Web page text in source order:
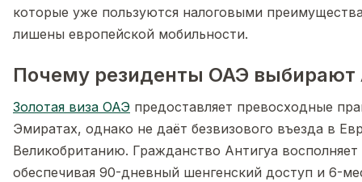
которые уже пользуются налоговыми
лишены европейской мобильности.
Почему резиденты ОАЭ выбирают
Золотая виза ОАЭ предоставляет превосходные
Эмиратах, однако не даёт безвизового въезда в
Великобританию. Гражданство Антигуа восполняет
обеспечивая 90-дневный шенгенский доступ и 6-